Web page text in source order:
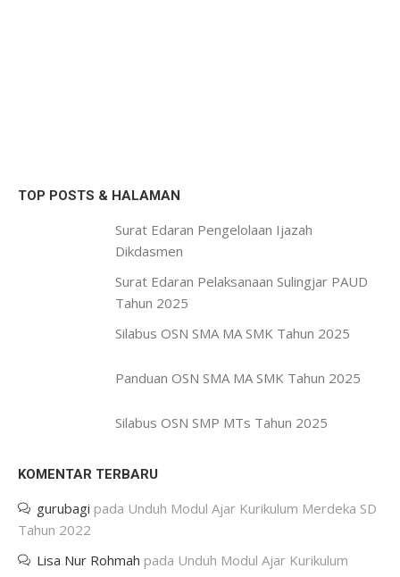
TOP POSTS & HALAMAN
Surat Edaran Pengelolaan Ijazah
Dikdasmen
Surat Edaran Pelaksanaan Sulingjar PAUD
Tahun 2025
Silabus OSN SMA MA SMK Tahun 2025
Panduan OSN SMA MA SMK Tahun 2025
Silabus OSN SMP MTs Tahun 2025
KOMENTAR TERBARU
gurubagi pada Unduh Modul Ajar Kurikulum Merdeka SD
Tahun 2022
Lisa Nur Rohmah pada Unduh Modul Ajar Kurikulum